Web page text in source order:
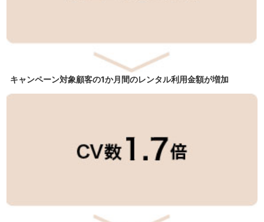
キャンペーン対象顧客の1か月間のレンタル利用金額が増加